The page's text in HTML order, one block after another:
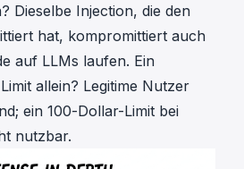
Dieselbe Injection, die den
hat, kompromittiert auch
auf LLMs laufen. Ein
allein? Legitime Nutzer
ein 100-Dollar-Limit bei
nutzbar.